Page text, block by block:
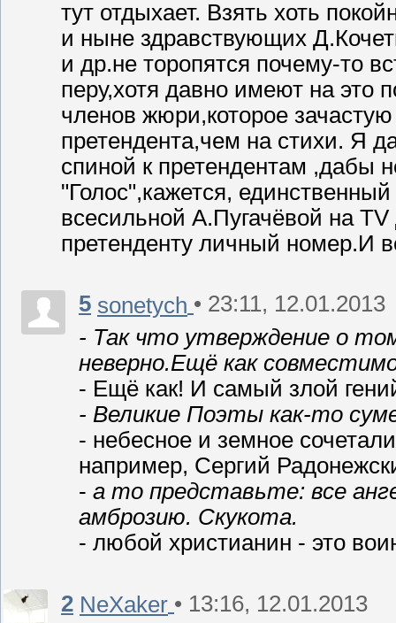
тут отдыхает. Взять хоть
и ныне здравствующих
и др.не торопятся почему-то
перу,хотя давно имеют на это
членов жюри,которое
претендента,чем на стихи. Я
спиной к претендентам ,дабы
"Голос",кажется,
всесильной А.Пугачёвой на
претенденту личный номер.И
5 sonetych • 23:11, 12.01.2013
- Так что утверждение о
неверно.Ещё как
- Ещё как! И самый злой
- Великие Поэты как-то
- небесное и земное
например, Сергий
- а то представьте: все
амброзию. Скукота.
- любой христианин - это
2 NeXaker • 13:16, 12.01.2013